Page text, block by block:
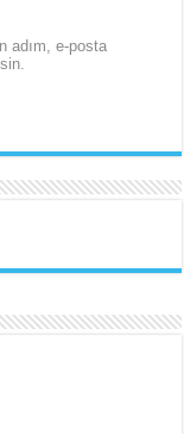
adım, e-posta